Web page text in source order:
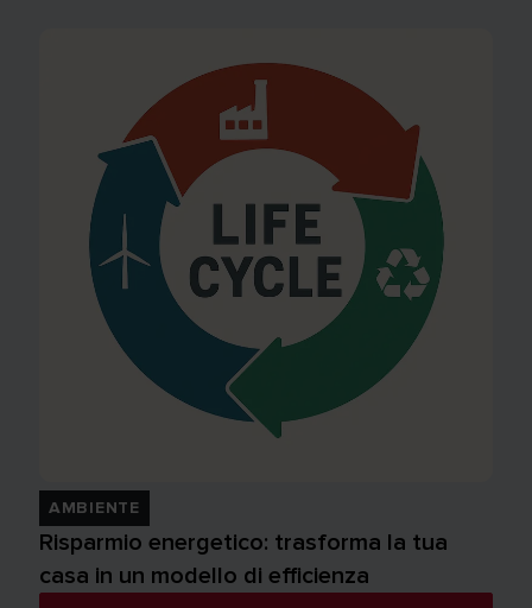
AMBIENTE
Risparmio energetico: trasforma la tua
casa in un modello di efficienza